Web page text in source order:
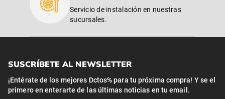
Servicio de instalación en nuestras
sucursales.
SUSCRÍBETE AL NEWSLETTER
¡Entérate de los mejores Dctos% para tu próxima compra! Y se el
primero en enterarte de las últimas noticias en tu email.